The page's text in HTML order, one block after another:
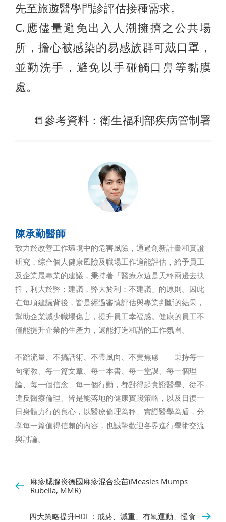
先至旅遊醫學門診評估接種需求。
C.應儘量避免出入人潮擁擠之公共場
所，擔心被感染的易感族群可戴口罩，
並勤洗手，避免以手碰觸口鼻等黏膜
處。
📒參考資料：衛生福利部疾病管制署
陳承勤醫師
致力於改善工作環境中的危害風險，通過創新計畫和實證
研究，綜合個人健康風險及職場工作適能評估，給予員工
及企業最專業的建議，秉持著「醫療永遠是天秤兩邊去抉
擇，利大於弊：建議，弊大於利：不建議」的原則。因此
在每項建議背後，皆是經過審慎評估與專業判斷的結果，
幫助企業減少職場傷害，提升員工幸福感。健康的員工不
僅能提升企業的生產力，還能打造和諧的工作氛圍。
不蹭流量、不搞話術、不帶風向、不賣焦慮——秉持每一
句衛教、每一篇文章、每一本書、每一堂課、每一個理
論、每一個信念、每一個行動，都對得起實證醫學、從不
違反醫療倫理、皆是能落地的健康實踐策略，以及日復一
日身體力行的良心，以醫療倫理為秤、實證醫學為盾，分
享每一篇值得信賴的內容，也誠摯歡迎各界進行學術交流
與討論。
麻疹腮腺炎德國麻疹混合疫苗(Measles Mumps
Rubella, MMR)
四大策略提升HDL：戒菸、減重、有氧運動、慢食